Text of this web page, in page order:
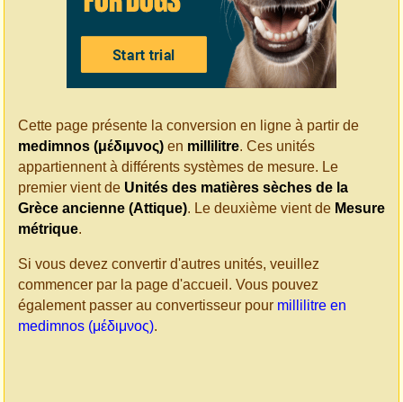
Cette page présente la conversion en ligne à partir de
medimnos (μέδιμνος) en millilitre. Ces unités
appartiennent à différents systèmes de mesure. Le
premier vient de Unités des matières sèches de la
Grèce ancienne (Attique). Le deuxième vient de Mesure
métrique.
Si vous devez convertir d'autres unités, veuillez
commencer par la page d'accueil. Vous pouvez
également passer au convertisseur pour millilitre en
medimnos (μέδιμνος).